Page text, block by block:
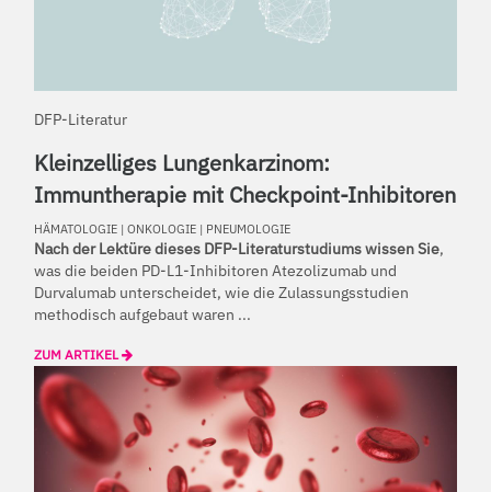
DFP-Literatur
Kleinzelliges Lungenkarzinom:
Immuntherapie mit Checkpoint-Inhibitoren
HÄMATOLOGIE | ONKOLOGIE | PNEUMOLOGIE
Nach der Lektüre dieses DFP-Literaturstudiums wissen Sie,
was die beiden PD-L1-Inhibitoren Atezolizumab und
Durvalumab unterscheidet, wie die Zulassungsstudien
methodisch aufgebaut waren ...
ZUM ARTIKEL